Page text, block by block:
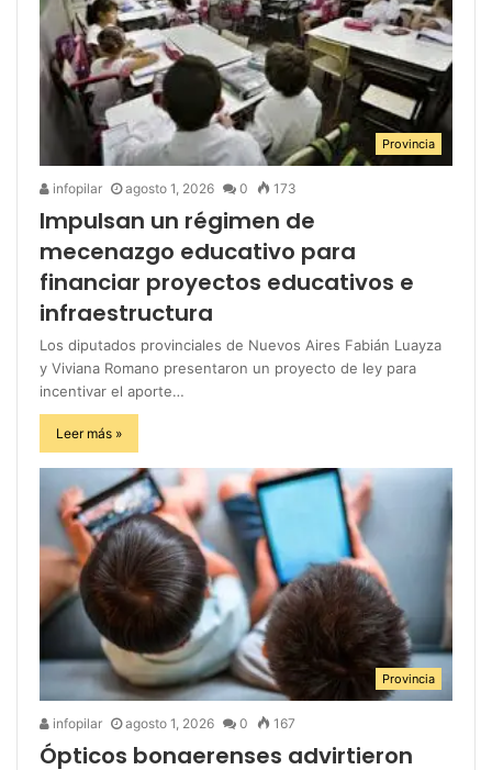
Provincia
infopilar agosto 1, 2026 0 173
Impulsan un régimen de
mecenazgo educativo para
financiar proyectos educativos e
infraestructura
Los diputados provinciales de Nuevos Aires Fabián Luayza
y Viviana Romano presentaron un proyecto de ley para
incentivar el aporte…
Leer más »
Provincia
infopilar agosto 1, 2026 0 167
Ópticos bonaerenses advirtieron